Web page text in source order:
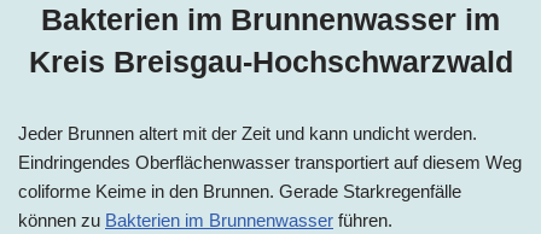
Bakterien im Brunnenwasser im
Kreis Breisgau-Hochschwarzwald
Jeder Brunnen altert mit der Zeit und kann undicht werden.
Eindringendes Oberflächenwasser transportiert auf diesem Weg
coliforme Keime in den Brunnen. Gerade Starkregenfälle
können zu Bakterien im Brunnenwasser führen.